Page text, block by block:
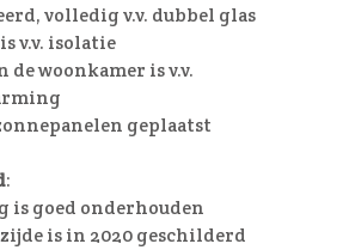
volledig v.v. dubbel glas
v.v. isolatie
de woonkamer is v.v.
geplaatst
:
is goed onderhouden
is in 2020 geschilderd